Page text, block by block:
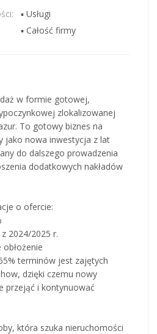
▪ Usługi
▪ Całość firmy
w formie gotowej,
zlokalizowanej
To gotowy biznes na
jako nowa inwestycja z lat
do dalszego prowadzenia
dodatkowych nakładów
o ofercie:
2024/2025 r.
obłożenie
terminów jest zajętych
dzięki czemu nowy
przejąć i kontynuować
która szuka nieruchomości